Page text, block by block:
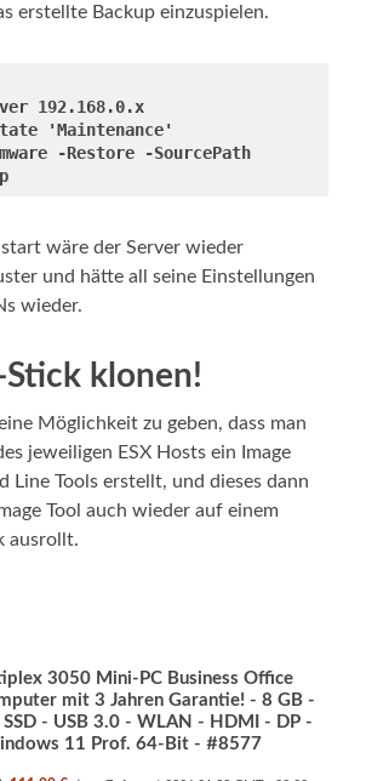
erstellte Backup einzuspielen.
192.168.0.x
'Maintenance'
-Restore -SourcePath
C:\ESXi-Backup
wäre der Server wieder
und hätte all seine Einstellungen
wieder.
Stick klonen!
Möglichkeit zu geben, dass man
jeweiligen ESX Hosts ein Image
Line Tools erstellt, und dieses dann
Tool auch wieder auf einem
ausrollt.
3050 Mini-PC Business Office
mit 3 Jahren Garantie! - 8 GB -
- USB 3.0 - WLAN - HDMI - DP -
11 Prof. 64-Bit - #8577